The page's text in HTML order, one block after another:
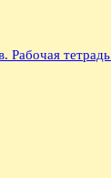
Рабочая тетрадь